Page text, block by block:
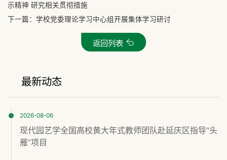
示精神 研究相关贯彻措施
下一篇： 学校党委理论学习中心组开展集体学习研讨
返回列表
最新动态
2026-08-06
现代园艺学全国高校黄大年式教师团队赴延庆区指导“头
雁”项目